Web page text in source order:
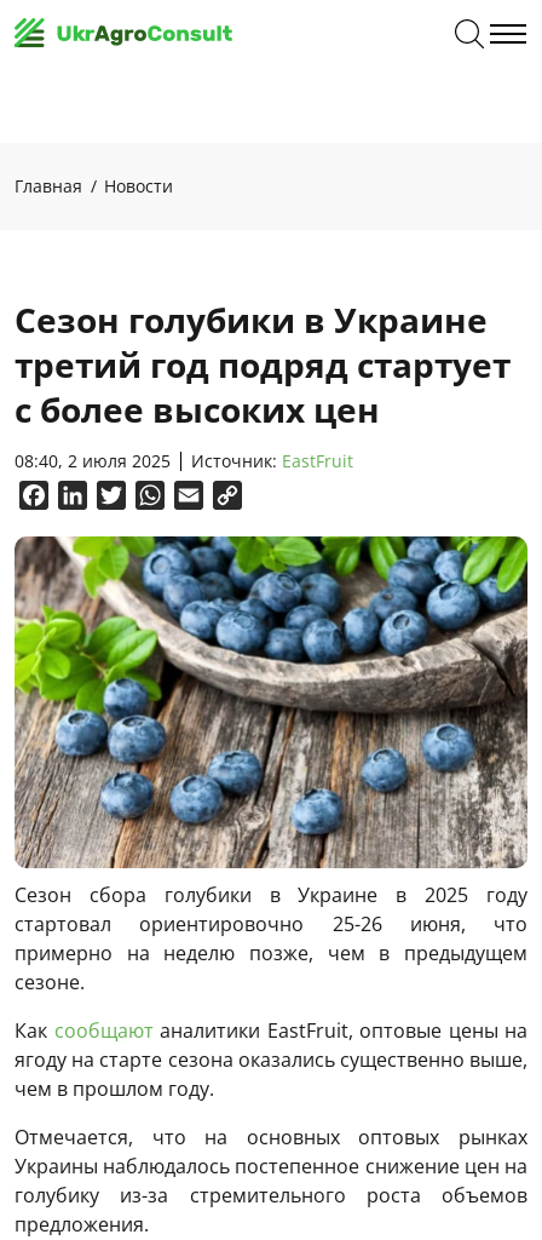
Главная Новости
Сезон голубики в Украине
третий год подряд стартует
с более высоких цен
08:40, 2 июля 2025 Источник: EastFruit
FacebookLinkedInTwitterWhatsApp
Email
Сезон сбора голубики в Украине в 2025 году
стартовал ориентировочно 25-26 июня, что
примерно на неделю позже, чем в предыдущем
сезоне.
Как сообщаютаналитики EastFruit, оптовые цены на
ягоду на старте сезона оказались существенно выше,
чем в прошлом году.
Отмечается, что на основных оптовых рынках
Украины наблюдалось постепенное снижение цен на
голубику из-за стремительного роста объемов
предложения.